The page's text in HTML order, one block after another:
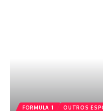
FORMULA 1 OUTROS